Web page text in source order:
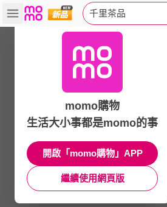
千里茶品
momo購物
生活大小事都是momo的事
開啟「momo購物」APP
繼續使用網頁版